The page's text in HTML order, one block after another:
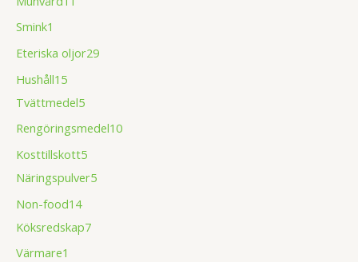
Smink1
Eteriska oljor29
Hushåll15
Tvättmedel5
Rengöringsmedel10
Kosttillskott5
Näringspulver5
Non-food14
Köksredskap7
Värmare1